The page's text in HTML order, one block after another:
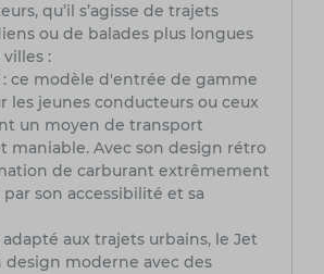
qu’il s’agisse de trajets
ou de balades plus longues
:
: ce modèle d'entrée de gamme
les jeunes conducteurs ou ceux
un moyen de transport
maniable. Avec son design rétro
de carburant extrêmement
son accessibilité et sa
adapté aux trajets urbains, le Jet
design moderne avec des